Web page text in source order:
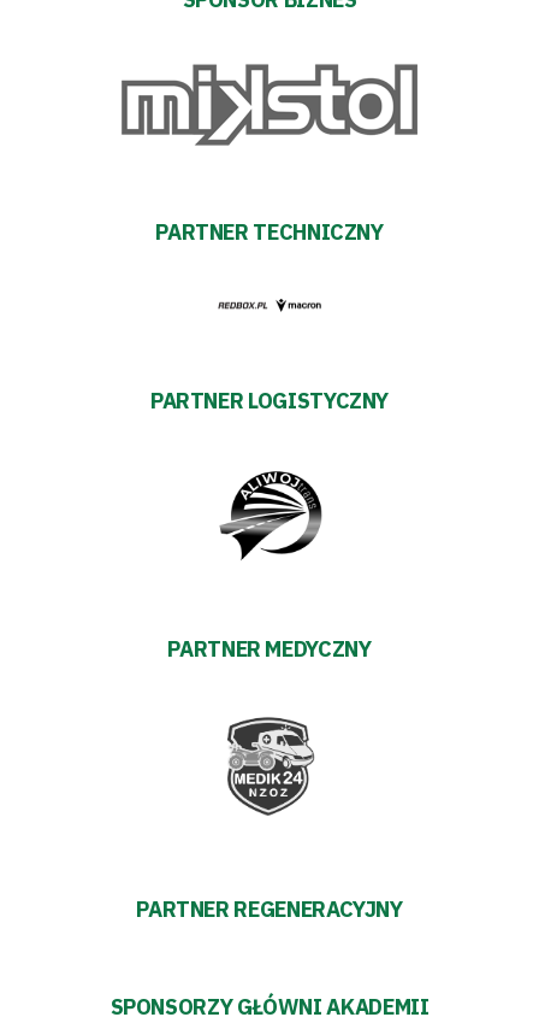
PARTNER TECHNICZNY
PARTNER LOGISTYCZNY
PARTNER MEDYCZNY
PARTNER REGENERACYJNY
SPONSORZY GŁÓWNI AKADEMII